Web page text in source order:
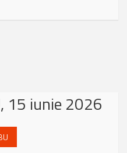
15 iunie 2026